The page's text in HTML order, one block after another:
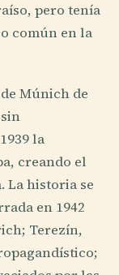
pero tenía
común en la
Múnich de
la
creando el
La historia se
en 1942
Terezín,